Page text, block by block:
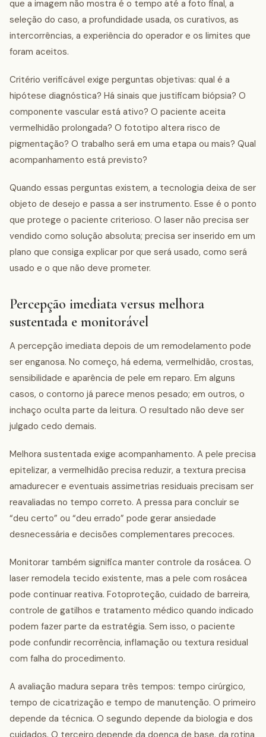
que a imagem não mostra é o tempo até a foto final, a
seleção do caso, a profundidade usada, os curativos, as
intercorrências, a experiência do operador e os limites que
foram aceitos.
Critério verificável exige perguntas objetivas: qual é a
hipótese diagnóstica? Há sinais que justificam biópsia? O
componente vascular está ativo? O paciente aceita
vermelhidão prolongada? O fototipo altera risco de
pigmentação? O trabalho será em uma etapa ou mais? Qual
acompanhamento está previsto?
Quando essas perguntas existem, a tecnologia deixa de ser
objeto de desejo e passa a ser instrumento. Esse é o ponto
que protege o paciente criterioso. O laser não precisa ser
vendido como solução absoluta; precisa ser inserido em um
plano que consiga explicar por que será usado, como será
usado e o que não deve prometer.
Percepção imediata versus melhora
sustentada e monitorável
A percepção imediata depois de um remodelamento pode
ser enganosa. No começo, há edema, vermelhidão, crostas,
sensibilidade e aparência de pele em reparo. Em alguns
casos, o contorno já parece menos pesado; em outros, o
inchaço oculta parte da leitura. O resultado não deve ser
julgado cedo demais.
Melhora sustentada exige acompanhamento. A pele precisa
epitelizar, a vermelhidão precisa reduzir, a textura precisa
amadurecer e eventuais assimetrias residuais precisam ser
reavaliadas no tempo correto. A pressa para concluir se
“deu certo” ou “deu errado” pode gerar ansiedade
desnecessária e decisões complementares precoces.
Monitorar também significa manter controle da rosácea. O
laser remodela tecido existente, mas a pele com rosácea
pode continuar reativa. Fotoproteção, cuidado de barreira,
controle de gatilhos e tratamento médico quando indicado
podem fazer parte da estratégia. Sem isso, o paciente
pode confundir recorrência, inflamação ou textura residual
com falha do procedimento.
A avaliação madura separa três tempos: tempo cirúrgico,
tempo de cicatrização e tempo de manutenção. O primeiro
depende da técnica. O segundo depende da biologia e dos
cuidados. O terceiro depende da doença de base, da rotina